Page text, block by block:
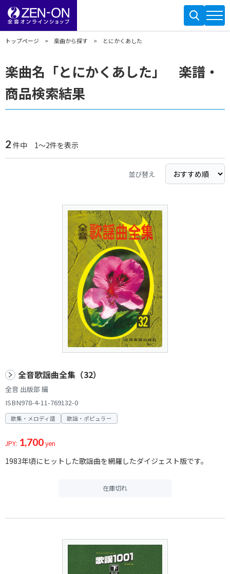
トップページ 楽曲から探す とにかくあした
楽曲名「とにかくあした」 楽譜・
商品検索結果
2 件中 1～2件を表示
並び替え
全音歌謡曲全集（32）
全音 出版部 編
ISBN978-4-11-769132-0
歌集・メロディ譜 歌謡・ポピュラー
JPY: 1,700yen
1983年頃にヒットした歌謡曲を網羅したダイジェスト版です。
在庫切れ